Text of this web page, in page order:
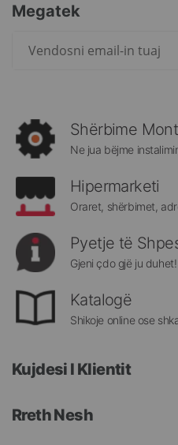
Megatek
rreth
Megatek:
Shërbime
Ne jua bëjme
Hipermarketi
Oraret, shërbimet,
Pyetje të
Gjeni çdo gjë ju duhet!
Katalogë
Shikoje online ose
Kujdesi I Klientit
Rreth Nesh